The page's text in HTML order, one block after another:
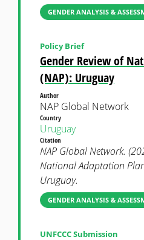
GENDER ANALYSIS &
Gender Review of
(NAP): Uruguay
Policy Brief
Author
NAP Global Network
Country
Uruguay
Citation
NAP Global Network.
National Adaptation
Uruguay.
GENDER ANALYSIS &
UNFCCC Submission